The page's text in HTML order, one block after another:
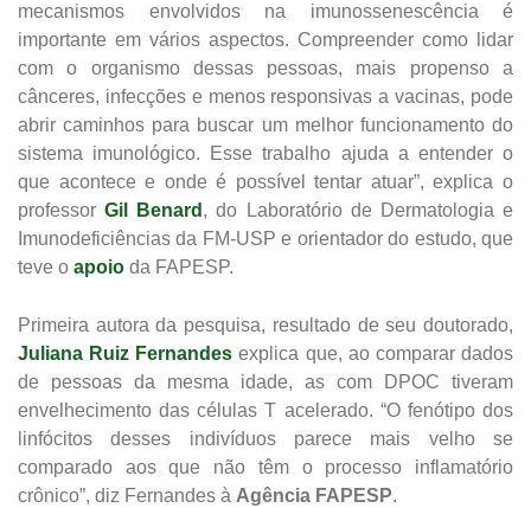
mecanismos envolvidos na imunossenescência é
importante em vários aspectos. Compreender como lidar
com o organismo dessas pessoas, mais propenso a
cânceres, infecções e menos responsivas a vacinas, pode
abrir caminhos para buscar um melhor funcionamento do
sistema imunológico. Esse trabalho ajuda a entender o
que acontece e onde é possível tentar atuar”, explica o
professorGil Benard , do Laboratório de Dermatologia e
Imunodeficiências da FM-USP e orientador do estudo, que
teve o apoio da FAPESP.
Primeira autora da pesquisa, resultado de seu doutorado,
Juliana Ruiz Fernandes explica que, ao comparar dados
de pessoas da mesma idade, as com DPOC tiveram
envelhecimento das células T acelerado. “O fenótipo dos
linfócitos desses indivíduos parece mais velho se
comparado aos que não têm o processo inflamatório
crônico”, diz Fernandes à Agência FAPESP.